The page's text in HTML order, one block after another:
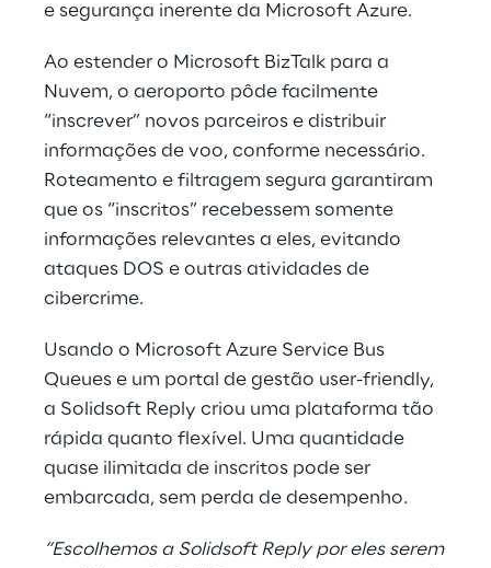
e segurança inerente da Microsoft Azure.
Ao estender o Microsoft BizTalk para a
Nuvem, o aeroporto pôde facilmente
“inscrever” novos parceiros e distribuir
informações de voo, conforme necessário.
Roteamento e filtragem segura garantiram
que os “inscritos” recebessem somente
informações relevantes a eles, evitando
ataques DOS e outras atividades de
cibercrime.
Usando o Microsoft Azure Service Bus
Queues e um portal de gestão user-friendly,
a Solidsoft Reply criou uma plataforma tão
rápida quanto flexível. Uma quantidade
quase ilimitada de inscritos pode ser
embarcada, sem perda de desempenho.
“Escolhemos a Solidsoft Reply por eles serem